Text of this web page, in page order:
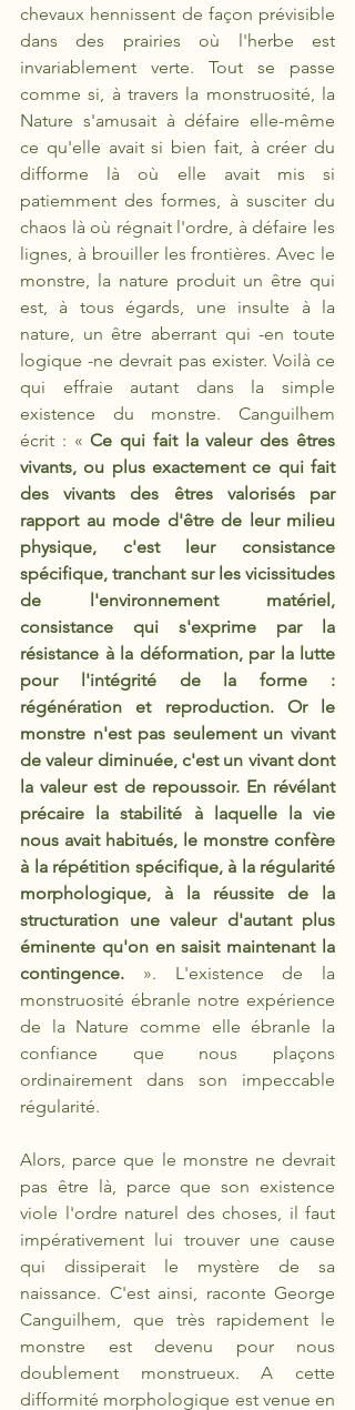
chevaux hennissent de façon prévisible
dans des prairies où l'herbe est
invariablement verte. Tout se passe
comme si, à travers la monstruosité, la
Nature s'amusait à défaire elle-même
ce qu'elle avait si bien fait, à créer du
difforme là où elle avait mis si
patiemment des formes, à susciter du
chaos là où régnait l'ordre, à défaire les
lignes, à brouiller les frontières. Avec le
monstre, la nature produit un être qui
est, à tous égards, une insulte à la
nature, un être aberrant qui -en toute
logique -ne devrait pas exister. Voilà ce
qui effraie autant dans la simple
existence du monstre. Canguilhem
écrit : « Ce qui fait la valeur des êtres
vivants, ou plus exactement ce qui fait
des vivants des êtres valorisés par
rapport au mode d'être de leur milieu
physique, c'est leur consistance
spécifique, tranchant sur les vicissitudes
de l'environnement matériel,
consistance qui s'exprime par la
résistance à la déformation, par la lutte
pour l'intégrité de la forme :
régénération et reproduction. Or le
monstre n'est pas seulement un vivant
de valeur diminuée, c'est un vivant dont
la valeur est de repoussoir. En révélant
précaire la stabilité à laquelle la vie
nous avait habitués, le monstre confère
à la répétition spécifique, à la régularité
morphologique, à la réussite de la
structuration une valeur d'autant plus
éminente qu'on en saisit maintenant la
contingence. ». L'existence de la
monstruosité ébranle notre expérience
de la Nature comme elle ébranle la
confiance que nous plaçons
ordinairement dans son impeccable
régularité.
Alors, parce que le monstre ne devrait
pas être là, parce que son existence
viole l'ordre naturel des choses, il faut
impérativement lui trouver une cause
qui dissiperait le mystère de sa
naissance. C'est ainsi, raconte George
Canguilhem, que très rapidement le
monstre est devenu pour nous
doublement monstrueux. A cette
difformité morphologique est venue en